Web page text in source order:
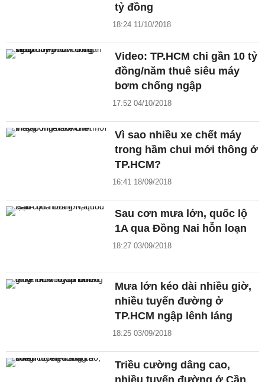
tỷ đồng
18:24 11/10/2018
Video: TP.HCM chi gần 10 tỷ
đồng/năm thuê siêu máy
bơm chống ngập
17:52 04/10/2018
Vì sao nhiều xe chết máy
trong hầm chui mới thông ở
TP.HCM?
16:41 18/09/2018
Sau cơn mưa lớn, quốc lộ
1A qua Đồng Nai hỗn loạn
18:27 03/09/2018
Mưa lớn kéo dài nhiều giờ,
nhiều tuyến đường ở
TP.HCM ngập lênh láng
18:25 03/09/2018
Triều cường dâng cao,